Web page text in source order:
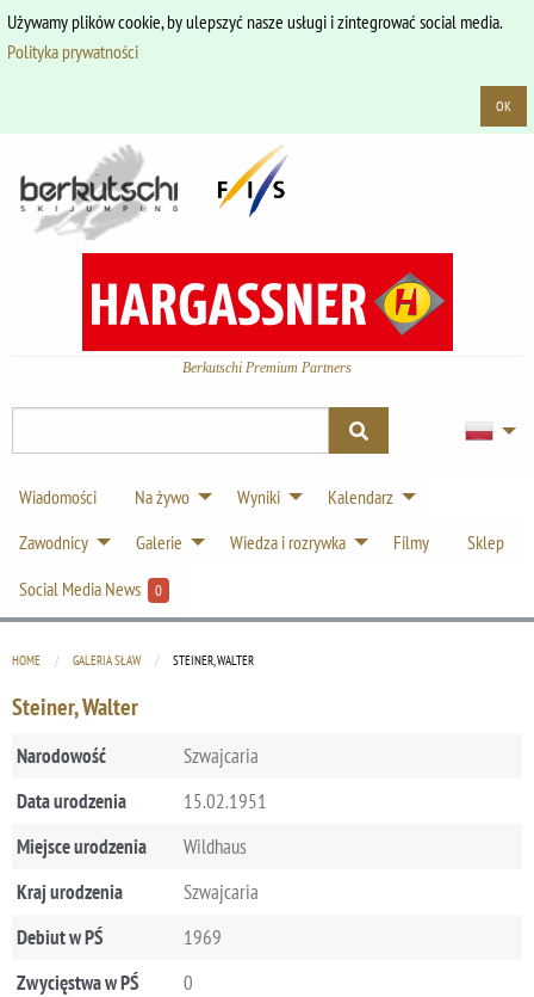
Używamy plików cookie, by ulepszyć nasze usługi i zintegrować social media.
Polityka prywatności
OK
Berkutschi Premium Partners
Wiadomości Na żywo Wyniki
Kalendarz
Zawodnicy
Galerie Wiedza i rozrywka Filmy
Sklep
Social Media News
0
HOME GALERIA SŁAW CURRENT:
STEINER, WALTER
Steiner, Walter
Narodowość
Szwajcaria
Data urodzenia
15.02.1951
Miejsce urodzenia
Wildhaus
Kraj urodzenia
Szwajcaria
Debiut w PŚ
1969
Zwycięstwa w PŚ
0